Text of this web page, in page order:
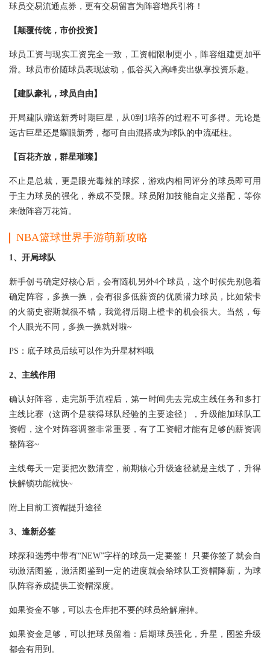
球员交易流通点券，更有交易留言为阵容增兵引将！
【颠覆传统，市价投资】
球员工资与现实工资完全一致，工资帽限制更小，阵容组建更加平
滑。球员市价随球员表现波动，低谷买入高峰卖出纵享投资乐趣。
【建队豪礼，球员自由】
开局建队赠送新秀时期巨星，从0到1培养的过程不可多得。无论是
远古巨星还是耀眼新秀，都可自由混搭成为球队的中流砥柱。
【百花齐放，群星璀璨】
不止是总裁，更是眼光毒辣的球探，游戏内相同评分的球员即可用
于主力球员的强化，养成不受限。球员附加技能自定义搭配，等你
来做阵容万花筒。
NBA篮球世界手游萌新攻略
1、开局球队
新手创号确定好核心后，会有随机另外4个球员，这个时候先别急着
确定阵容，多换一换，会有很多低薪资的优质潜力球员，比如紫卡
的火箭史密斯就很不错，我觉得后期上橙卡的机会很大。当然，每
个人眼光不同，多换一换就对啦~
PS：底子球员后续可以作为升星材料哦
2、主线作用
确认好阵容，走完新手流程后，第一时间先去完成主线任务和多打
主线比赛（这两个是获得球队经验的主要途径），升级能加球队工
资帽，这个对阵容调整非常重要，有了工资帽才能有足够的薪资调
整阵容~
主线每天一定要把次数清空，前期核心升级途径就是主线了，升得
快解锁功能就快~
附上目前工资帽提升途径
3、逢新必签
球探和选秀中带有“NEW”字样的球员一定要签！ 只要你签了就会自
动激活图鉴，激活图鉴到一定的进度就会给球队工资帽降薪，为球
队阵容养成提供工资帽深度。
如果资金不够，可以去仓库把不要的球员给解雇掉。
如果资金足够，可以把球员留着：后期球员强化，升星，图鉴升级
都会有用到。